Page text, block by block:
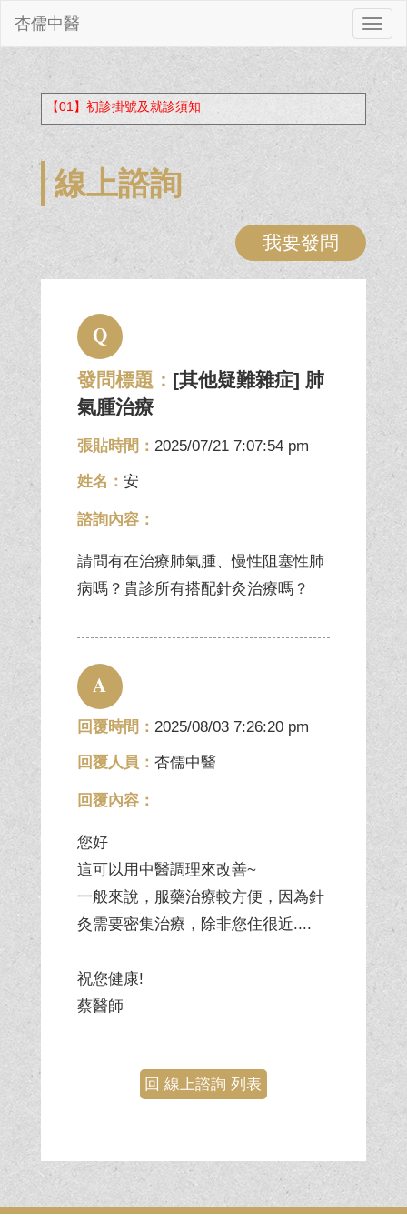
切
換
杏儒中醫
【01】初診掛號及就診須知
線上諮詢
我要發問
Q
發問標題： [其他疑難雜症] 肺
氣腫治療
張貼時間： 2025/07/21 7:07:54 pm
姓名： 安
諮詢內容：
請問有在治療肺氣腫、慢性阻塞性肺
病嗎？貴診所有搭配針灸治療嗎？
A
回覆時間： 2025/08/03 7:26:20 pm
回覆人員： 杏儒中醫
回覆內容：
您好
這可以用中醫調理來改善~
一般來說，服藥治療較方便，因為針
灸需要密集治療，除非您住很近....
祝您健康!
蔡醫師
回 線上諮詢 列表